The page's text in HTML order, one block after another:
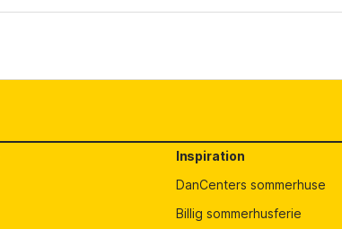
Inspiration
DanCenters sommerhuse
Billig sommerhusferie